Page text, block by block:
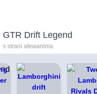
GTR Drift Legend
s strani afewanima